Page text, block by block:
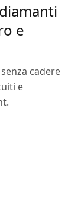
e
cadere
e